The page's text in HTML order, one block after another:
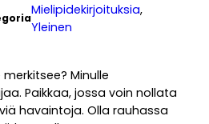
Mielipidekirjoituksia
Yleinen
Minulle
Paikkaa, jossa voin nollata
havaintoja. Olla rauhassa